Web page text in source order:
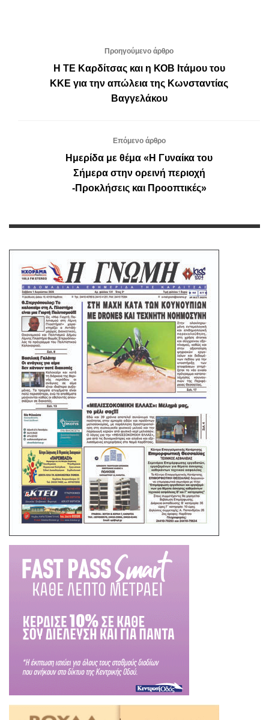
Προηγούμενο άρθρο
Η ΤΕ Καρδίτσας και η ΚΟΒ Ιτάμου του
ΚΚΕ για την απώλεια της Κωνσταντίας
Βαγγελάκου
Επόμενο άρθρο
Ημερίδα με θέμα «Η Γυναίκα του
Σήμερα στην ορεινή περιοχή
-Προκλήσεις και Προοπτικές»